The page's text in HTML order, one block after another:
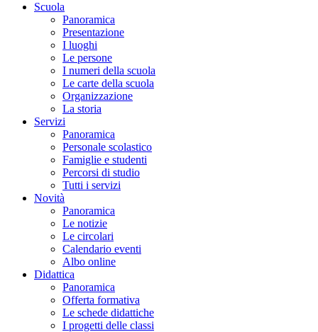
Scuola
Panoramica
Presentazione
I luoghi
Le persone
I numeri della scuola
Le carte della scuola
Organizzazione
La storia
Servizi
Panoramica
Personale scolastico
Famiglie e studenti
Percorsi di studio
Tutti i servizi
Novità
Panoramica
Le notizie
Le circolari
Calendario eventi
Albo online
Didattica
Panoramica
Offerta formativa
Le schede didattiche
I progetti delle classi